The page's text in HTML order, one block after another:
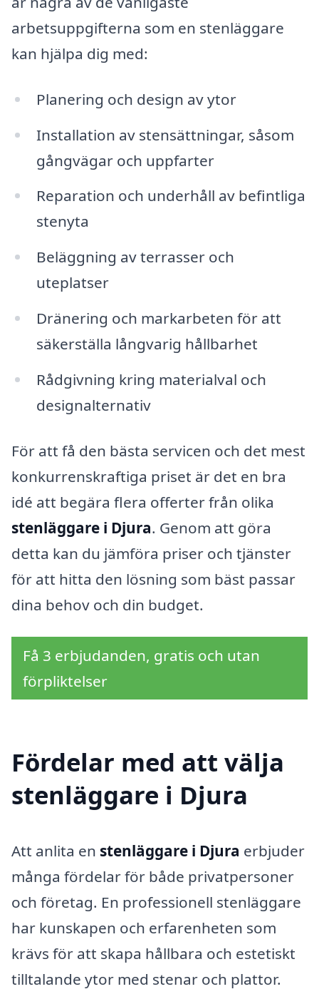
arbetsuppgifterna som en stenläggare
kan hjälpa dig med:
Planering och design av ytor
Installation av stensättningar, såsom
gångvägar och uppfarter
Reparation och underhåll av befintliga
stenyta
Beläggning av terrasser och
uteplatser
Dränering och markarbeten för att
säkerställa långvarig hållbarhet
Rådgivning kring materialval och
designalternativ
För att få den bästa servicen och det mest
konkurrenskraftiga priset är det en bra
idé att begära flera offerter från olika
stenläggare i Djura. Genom att göra
detta kan du jämföra priser och tjänster
för att hitta den lösning som bäst passar
dina behov och din budget.
Få 3 erbjudanden, gratis och utan
förpliktelser
Fördelar med att välja
stenläggare i Djura
Att anlita en stenläggare i Djura erbjuder
många fördelar för både privatpersoner
och företag. En professionell stenläggare
har kunskapen och erfarenheten som
krävs för att skapa hållbara och estetiskt
tilltalande ytor med stenar och plattor.